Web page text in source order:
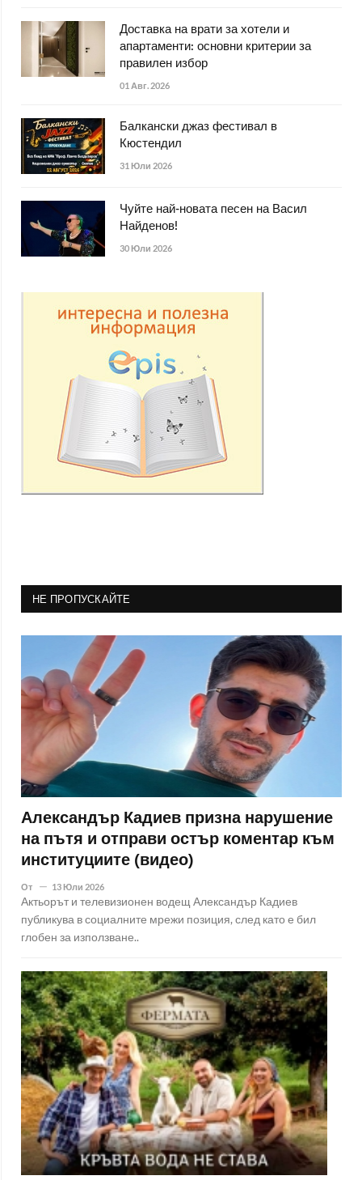
Доставка на врати за хотели и
апартаменти: основни критерии за
правилен избор
01 Авг. 2026
Балкански джаз фестивал в
Кюстендил
31 Юли 2026
Чуйте най-новата песен на Васил
Найденов!
30 Юли 2026
НЕ ПРОПУСКАЙТЕ
Александър Кадиев призна нарушение
на пътя и отправи остър коментар към
институциите (видео)
От 13 Юли 2026
Актьорът и телевизионен водещ Александър Кадиев
публикува в социалните мрежи позиция, след като е бил
глобен за използване..